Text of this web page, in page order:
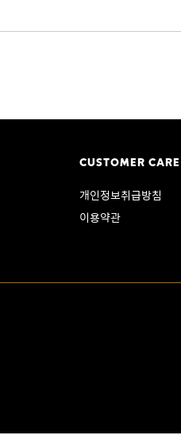
CUSTOMER CARE
개인정보취급방침
이용약관